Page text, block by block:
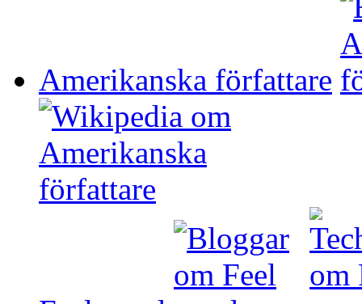
Amerikanska författare